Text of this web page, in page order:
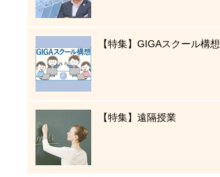
【特集】GIGAスクール構想
【特集】遠隔授業